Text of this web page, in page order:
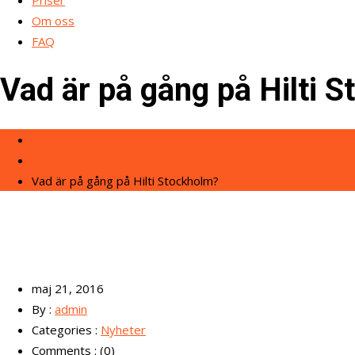
Om oss
FAQ
Vad är på gång på Hilti
Vad är på gång på Hilti Stockholm?
maj 21, 2016
By : admin
Categories : Nyheter
Comments : (0)